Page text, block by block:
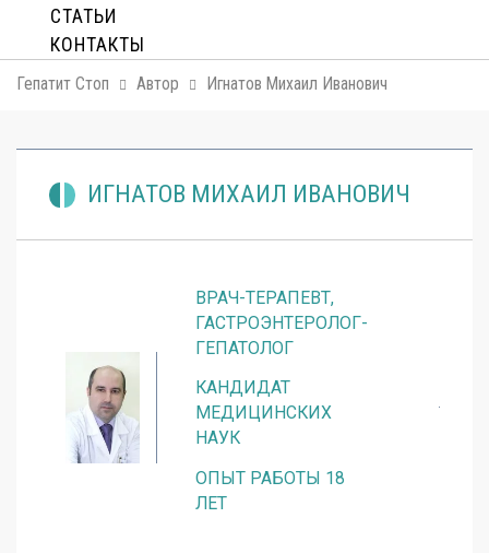
СТАТЬИ
КОНТАКТЫ
Гепатит Стоп Автор Игнатов Михаил Иванович
ИГНАТОВ МИХАИЛ ИВАНОВИЧ
ВРАЧ-ТЕРАПЕВТ,
ГАСТРОЭНТЕРОЛОГ-
ГЕПАТОЛОГ
КАНДИДАТ
МЕДИЦИНСКИХ
НАУК
ОПЫТ РАБОТЫ 18
ЛЕТ